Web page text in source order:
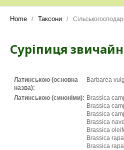
Home / Таксони /
Суріпиця
Латинською (основна
назва):
Barbarea
Латинською (синоніми): Brassica
Brassica
Brassica
Brassica
Brassica
Brassica rapa
Brassica